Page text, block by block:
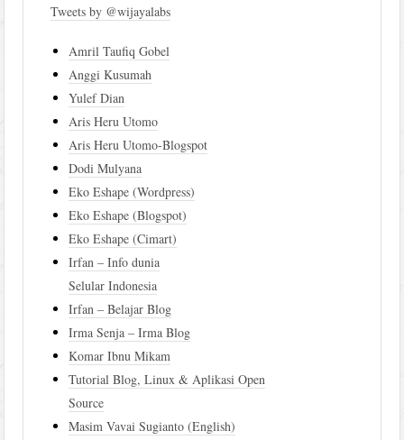
Tweets by @wijayalabs
Amril Taufiq Gobel
Anggi Kusumah
Yulef Dian
Aris Heru Utomo
Aris Heru Utomo-Blogspot
Dodi Mulyana
Eko Eshape (Wordpress)
Eko Eshape (Blogspot)
Eko Eshape (Cimart)
Irfan – Info dunia
Selular Indonesia
Irfan – Belajar Blog
Irma Senja – Irma Blog
Komar Ibnu Mikam
Tutorial Blog, Linux & Aplikasi Open
Source
Masim Vavai Sugianto (English)